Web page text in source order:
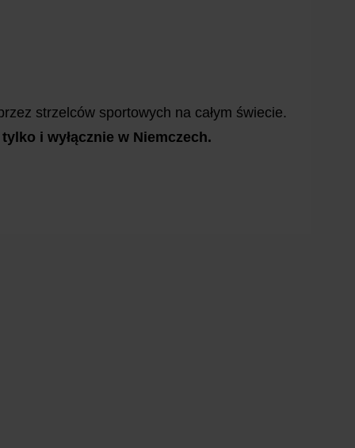
strzelców sportowych na całym świecie.
i wyłącznie w Niemczech.